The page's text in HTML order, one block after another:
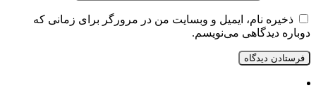
ذخیره نام، ایمیل و وبسایت من در مرورگر برای زمانی که
دوباره دیدگاهی می‌نویسم.